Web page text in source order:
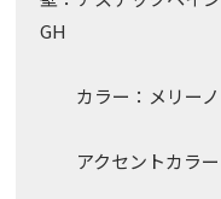
GH
カラー：メリーノ
アクセントカラー